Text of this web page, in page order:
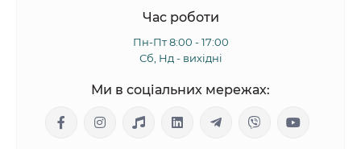
Час роботи
Пн-Пт 8:00 - 17:00
Сб, Нд - вихідні
Ми в соціальних мережах: